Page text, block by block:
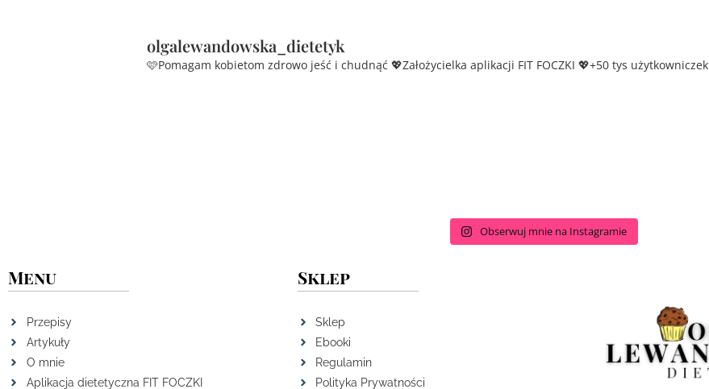
olgalewandowska_dietetyk
🩷Pomagam kobietom zdrowo jeść i chudnąć 💖Założycielka aplikacji FIT FOCZKI 💖+50 tys użytkowniczek
Obserwuj mnie na Instagramie
Menu
Przepisy
Artykuły
O mnie
Aplikacja dietetyczna FIT FOCZKI
Sklep
Sklep
Ebooki
Regulamin
Polityka Prywatności